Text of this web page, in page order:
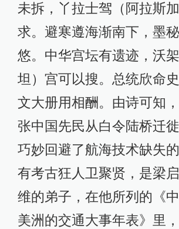
未拆，丫拉士驾（阿拉斯
求。避寒遵海渐南下，墨
悠。中华宫坛有遗迹，沃
坦）宫可以搜。总统欣命
文大册用相酬。由诗可知
张中国先民从白令陆桥迁徙
巧妙回避了航海技术缺失
有考古狂人卫聚贤，是梁
维的弟子，在他所列的《
美洲的交通大事年表》里